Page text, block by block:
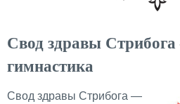
Свод здравы
гимнастика
Свод здравы Стрибога —